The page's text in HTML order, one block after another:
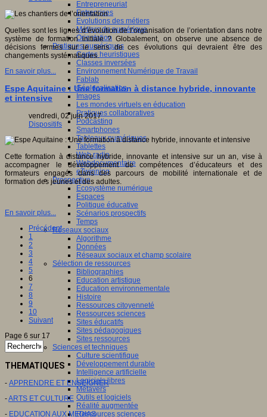
Entrepreneuriat
Entreprises
Evolutions des métiers
Métiers du numérique
Orientation
Pratiques numériques
Cartes heuristiques
Classes inversées
Environnement Numérique de Travail
Fablab
Géolocalisation
Images
Les mondes virtuels en éducation
Pratiques collaboratives
Podcasting
Smartphones
Tableaux numériques
Tablettes
Web radio
Webdocumentaire
eTwinning
Prospective
Ecosystème numérique
Espaces
Politique éducative
Scénarios prospectifs
Temps
Réseaux sociaux
Algorithme
Données
Réseaux sociaux et champ scolaire
Sélection de ressources
Bibliographies
Education artistique
Education environnementale
Histoire
Ressources citoyenneté
Ressources sciences
Sites éducatifs
Sites pédagogiques
Sites ressources
Sciences et techniques
Culture scientifique
Développement durable
Intelligence artificielle
Logiciels libres
Métavers
Outils et logiciels
Réalité augmentée
Ressources sciences
Quelles sont les lignes d’évolution de l’organisation de l’orientation dans notre
système de formation initiale ? Globalement, on observe une absence de
décisions fermes sur le sens de ces évolutions qui devraient être des
changements systématiques.
En savoir plus...
Espe Aquitaine : Une formation à distance hybride, innovante
et intensive
vendredi, 02 juin 2017
Dispositifs
Cette formation à distance hybride, innovante et intensive sur un an, vise à
accompagner le développement de compétences d’éducateurs et des
formateurs engagés dans des parcours de mobilité internationale et de
formation des jeunes et des adultes.
En savoir plus...
Précédent
1
2
3
4
5
6
7
8
9
10
Suivant
Page 6 sur 17
THEMATIQUES
- APPRENDRE ET ENSEIGNER
-ARTS ET CULTURE
- EDUCATION AUX MEDIAS